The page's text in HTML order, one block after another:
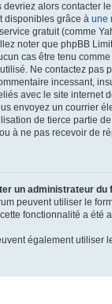
devriez alors contacter
disponibles grâce à une
gratuit (comme
noter que phpBB
cas être tenu
Ne contactez pas
incessant,
avec le site internet
envoyez un courrier
de tierce partie
à ne pas recevoir de
un administrateur du
peuvent utiliser le
fonctionnalité a été
également utiliser